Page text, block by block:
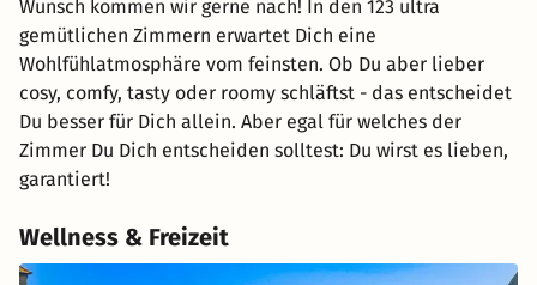
Wunsch kommen wir gerne nach! In den 123 ultra
gemütlichen Zimmern erwartet Dich eine
Wohlfühlatmosphäre vom feinsten. Ob Du aber lieber
cosy, comfy, tasty oder roomy schläftst - das entscheidet
Du besser für Dich allein. Aber egal für welches der
Zimmer Du Dich entscheiden solltest: Du wirst es lieben,
garantiert!
Wellness & Freizeit